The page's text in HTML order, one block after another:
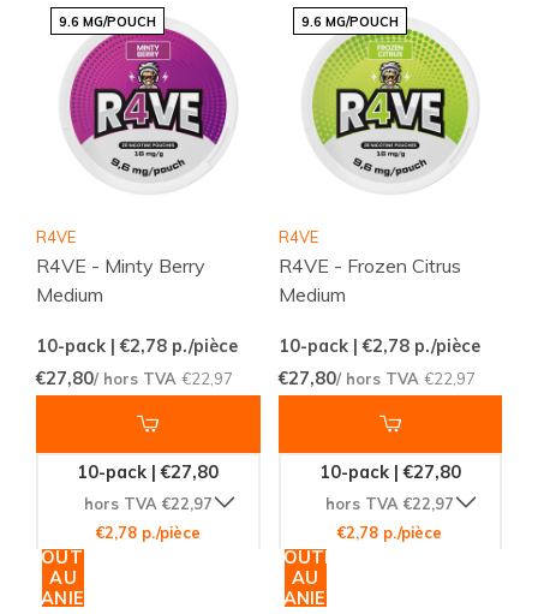
9.6 MG/POUCH
R4VE
R4VE - Minty Berry
Medium
10-pack | €2,78 p./pièce
€27,80/ hors TVA €22,97
10-pack | €27,80
hors TVA €22,97
€2,78 p./pièce
AJOUTER
AU
PANIER
9.6 MG/POUCH
R4VE
R4VE - Frozen Citrus
Medium
10-pack | €2,78p./pièce
€27,80/ hors TVA €22,97
10-pack | €27,80
hors TVA €22,97
€2,78 p./pièce
AJOUTER
AU
PANIER